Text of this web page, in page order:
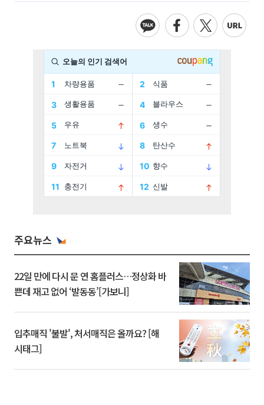
주요뉴스
22일 만에 다시 문 연 홈플러스…정상화 바
쁜데 재고 없어 ‘발동동’[가보니]
입추매직 '불발', 처서매직은 올까요? [해
시태그]